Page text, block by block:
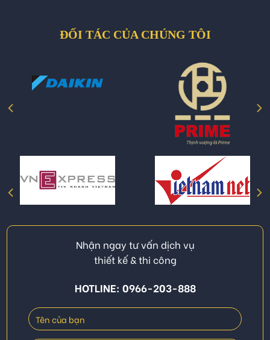
ĐỐI TÁC CỦA CHÚNG TÔI
Nhận ngay tư vấn dịch vụ
thiết kế & thi công
HOTLINE: 0966-203-888